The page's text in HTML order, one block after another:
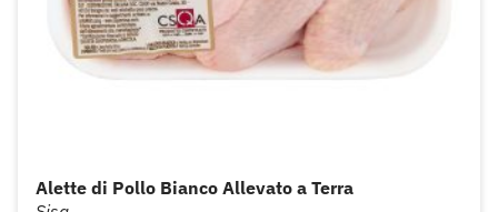
Alette di Pollo Bianco Allevato a Terra